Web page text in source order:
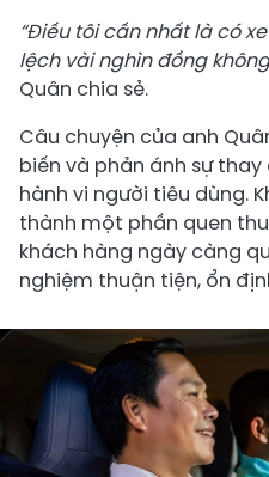
“Điều tôi cần nhất là có
lệch vài nghìn đồng
Quân chia sẻ.
Câu chuyện của anh
biến và phản ánh sự
hành vi người tiêu dùng.
thành một phần quen
khách hàng ngày càng
nghiệm thuận tiện, ổn